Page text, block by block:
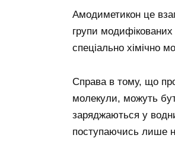
Амодиметикон це
групи модифікованих
спеціально хімічно
Справа в тому, що
молекули, можуть
заряджаються у
поступаючись лише